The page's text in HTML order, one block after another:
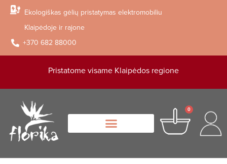
Ekologiškas gėlių pristatymas elektromobiliu
Klaipėdoje ir rajone
+370 682 88000
Pristatome visame Klaipėdos regione
0